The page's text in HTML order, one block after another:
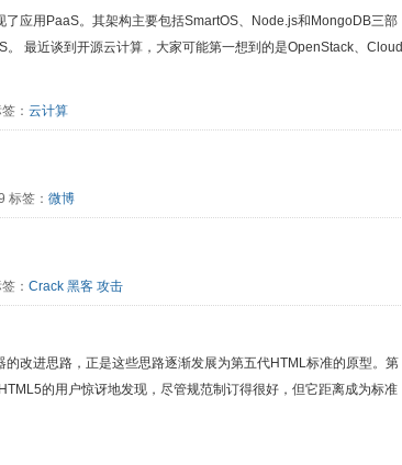
应用PaaS。其架构主要包括SmartOS、Node.js和MongoDB三部
最近谈到开源云计算，大家可能第一想到的是OpenStack、Cloud
： 云计算
标签： 微博
： Crack 黑客 攻击
改进思路，正是这些思路逐渐发展为第五代HTML标准的原型。第
的用户惊讶地发现，尽管规范制订得很好，但它距离成为标准